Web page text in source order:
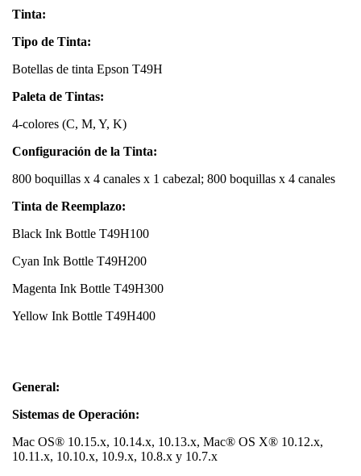
Tinta:
Tipo de Tinta:
Botellas de tinta Epson T49H
Paleta de Tintas:
4-colores (C, M, Y, K)
Configuración de la Tinta:
800 boquillas x 4 canales x 1 cabezal; 800 boquillas x 4 canales
Tinta de Reemplazo:
Black Ink Bottle T49H100
Cyan Ink Bottle T49H200
Magenta Ink Bottle T49H300
Yellow Ink Bottle T49H400
General:
Sistemas de Operación:
Mac OS® 10.15.x, 10.14.x, 10.13.x, Mac® OS X® 10.12.x,
10.11.x, 10.10.x, 10.9.x, 10.8.x y 10.7.x